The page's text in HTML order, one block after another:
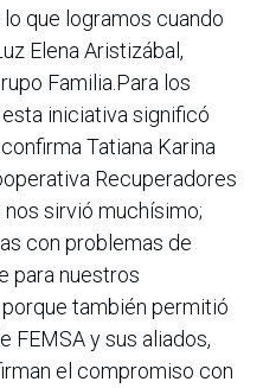
que logramos cuando
Elena Aristizábal,
Familia.Para los
iniciativa significó
Tatiana Karina
Recuperadores
nos sirvió muchísimo;
con problemas de
para nuestros
también permitió
FEMSA y sus aliados,
el compromiso con